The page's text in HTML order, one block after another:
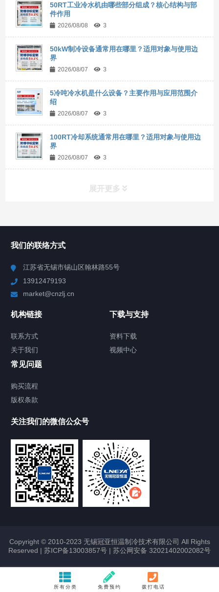
50RT工业冷水机由哪些部分组成？核心结构与部
件作用
2026/08/08 3
50kW制冷设备通常用在哪里？适用对象与使用边
界
2026/08/07 3
5冷吨冷水机是什么设备？主要作用与应用范围介
绍
2026/08/07 3
100RT冷却系统通常用在哪里？适用对象与使用边
界
2026/08/07 3
展开更多
Chiller高精度制冷循环器
TCU温度控制单元
Chiller气体控温系统
Chamber试验箱
FREEZER低温箱
VOCs冷凝回收装置
我们的联络方式
江苏省无锡市锡山区翰林路55号
13912479193
market@cnzlj.cn
机构链接
联系方式
关于我们
下载与支持
资料下载
视频中心
常见问题
购买流程
版权条款
关注我们的微信公众号
Copyright © 2010-2023 无锡冠亚恒温制冷技术有限公司 All Rights
Reserved | 苏ICP备13003857号 | 苏公网安备 32021402002082号
所有分类 免费预约 拨打电话